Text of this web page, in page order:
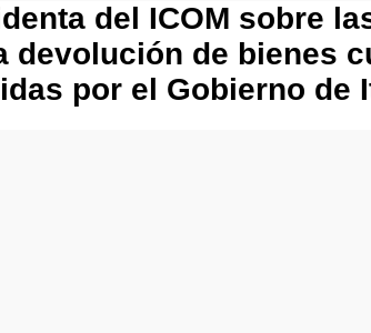
del ICOM sobre
devolución de bienes
por el Gobierno de